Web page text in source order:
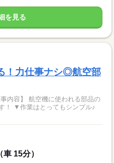
を見る
！力仕事ナシ◎航空部
ル♪
15分）